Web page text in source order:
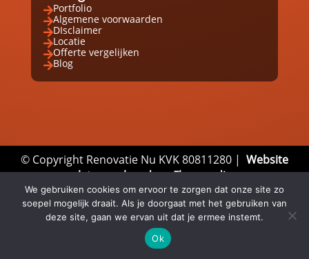
Portfolio
Algemene voorwaarden
DIsclaimer
Locatie
Offerte vergelijken
Blog
© Copyright Renovatie Nu KVK 80811280 | Website
laten maken door Flexamedia
Privacyverklaring|Disclaimer| Algemene
Voorwaarden

Whatsapp
We gebruiken cookies om ervoor te zorgen dat onze site zo
soepel mogelijk draait. Als je doorgaat met het gebruiken van
deze site, gaan we ervan uit dat je ermee instemt.
Ok